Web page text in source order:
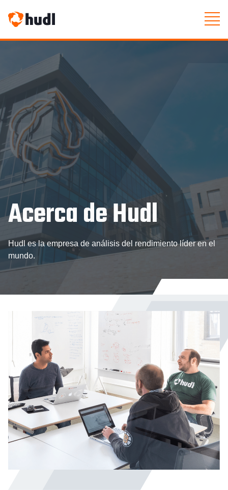
Acerca de Hudl
Hudl es la empresa de análisis del rendimiento líder en el
mundo.